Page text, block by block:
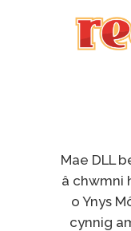
Mae DLL
â chwmni
o Ynys
cynnig